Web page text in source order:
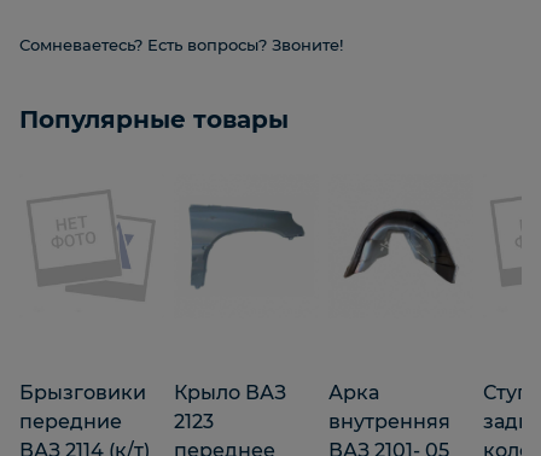
Сомневаетесь? Есть вопросы? Звоните!
Популярные товары
Брызговики
передние
ВАЗ 2114 (к/т)
Крыло ВАЗ
2123
переднее
Арка
внутренняя
ВАЗ 2101- 05